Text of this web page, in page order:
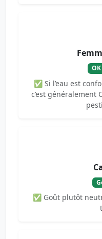
✅ Si l’eau est
c’est généralement
✅ Goût plutôt